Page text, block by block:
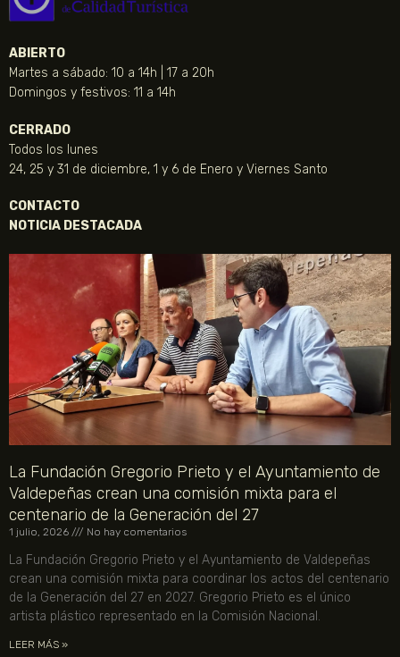
ABIERTO
Martes a sábado: 10 a 14h | 17 a 20h
Domingos y festivos: 11 a 14h
CERRADO
Todos los lunes
24, 25 y 31 de diciembre, 1 y 6 de Enero y Viernes Santo
CONTACTO
NOTICIA DESTACADA
La Fundación Gregorio Prieto y el Ayuntamiento de
Valdepeñas crean una comisión mixta para el
centenario de la Generación del 27
1 julio, 2026 No hay comentarios
La Fundación Gregorio Prieto y el Ayuntamiento de Valdepeñas
crean una comisión mixta para coordinar los actos del centenario
de la Generación del 27 en 2027. Gregorio Prieto es el único
artista plástico representado en la Comisión Nacional.
LEER MÁS »